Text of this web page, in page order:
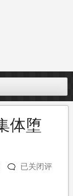
体堕
国
已关闭评